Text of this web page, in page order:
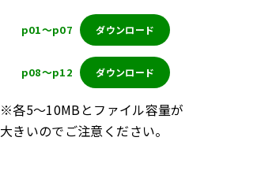
p01～p07 ダウンロード
p08～p12 ダウンロード
※各5～10MBとファイル容量が
大きいのでご注意ください。